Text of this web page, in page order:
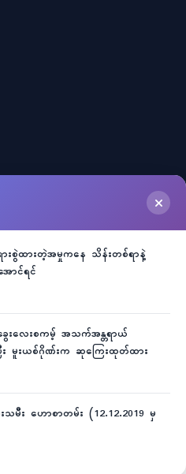
. All Rights Reserved.
းစွဲထားတဲ့အမှုကနေ သိန်းတစ်ရာနဲ့
ာင်ရင်
းလေးစကမ့် အသက်အန္တရာယ်
ပြီး မူးယစ်ဂိုဏ်းက ဆုကြေးထုတ်ထား
မီး ဟောစာတမ်း (12.12.2019 မှ